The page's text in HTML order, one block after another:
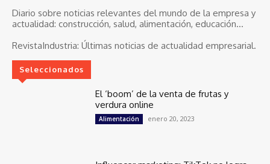
Diario sobre noticias relevantes del mundo de la empresa y
actualidad: construcción, salud, alimentación, educación...
RevistaIndustria: Últimas noticias de actualidad empresarial.
Seleccionados
El ‘boom’ de la venta de frutas y
verdura online
Alimentación enero 20, 2023